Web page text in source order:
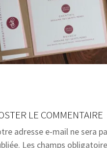
LE COMMENTAIRE
adresse e-mail ne sera
Les champs